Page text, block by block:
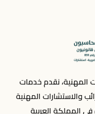
المهنية، نقدم خدمات
والاستشارات المهنية
المملكة العربية